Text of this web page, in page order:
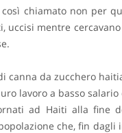
chiamato non per
uccisi mentre
canna da zucchero
lavoro a basso
ad Haiti alla fine
che, fin